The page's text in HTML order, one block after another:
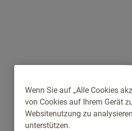
Wenn Sie auf „Alle Cookies
von Cookies auf Ihrem Gerät
Websitenutzung zu
unterstützen.